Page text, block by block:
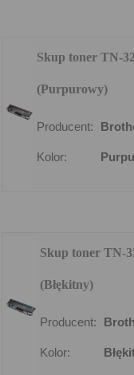
Skup toner TN-
(Purpurowy)
Producent:
Kolor:
Skup toner TN-
(Błękitny)
Producent:
Kolor: